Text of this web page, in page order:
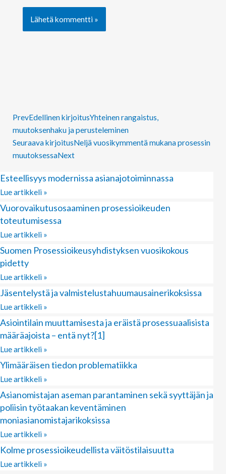
PrevEdellinen kirjoitusYhteinen rangaistus,
muutoksenhaku ja perusteleminen
Seuraava kirjoitusNeljä vuosikymmentä mukana prosessin
muutoksessaNext
Esteellisyys modernissa asianajotoiminnassa
Lue artikkeli »
Vuorovaikutusosaaminen prosessioikeuden
toteutumisessa
Lue artikkeli »
Suomen Prosessioikeusyhdistyksen vuosikokous
pidetty
Lue artikkeli »
Jäsentelystä ja valmistelustahuumausainerikoksissa
Lue artikkeli »
Asiointilain muuttamisesta ja eräistä prosessuaalisista
määräajoista – entä nyt?[1]
Lue artikkeli »
Ylimääräisen tiedon problematiikka
Lue artikkeli »
Asianomistajan aseman parantaminen sekä syyttäjän ja
poliisin työtaakan keventäminen
moniasianomistajarikoksissa
Lue artikkeli »
Kolme prosessioikeudellista väitöstilaisuutta
Lue artikkeli »